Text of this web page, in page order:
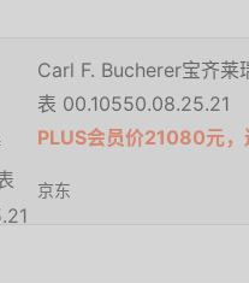
Carl F. Bucherer宝齐莱
表 00.10550.08.25.21
PLUS会员价21080元
京东